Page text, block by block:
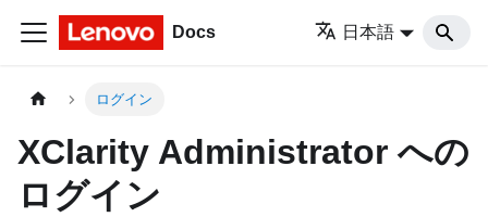
Docs 日本語
ログイン
XClarity Administrator への
ログイン